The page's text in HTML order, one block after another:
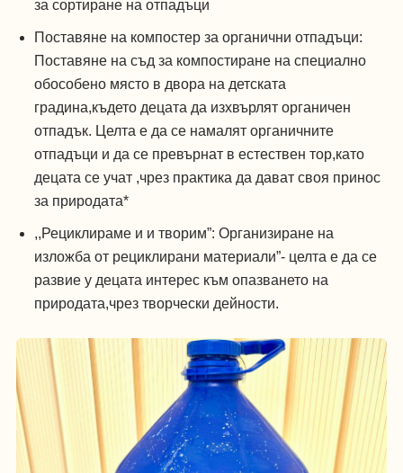
за сортиране на отпадъци
Поставяне на компостер за органични отпадъци:
Поставяне на съд за компостиране на специално
обособено място в двора на детската
градина,където децата да изхвърлят органичен
отпадък. Целта е да се намалят органичните
отпадъци и да се превърнат в естествен тор,като
децата се учат ,чрез практика да дават своя принос
за природата*
,,Рециклираме и и творим”: Организиране на
изложба от рециклирани материали”- целта е да се
развие у децата интерес към опазването на
природата,чрез творчески дейности.